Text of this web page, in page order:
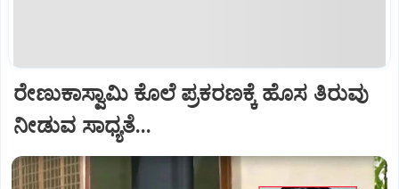
ರೇಣುಕಾಸ್ವಾಮಿ ಕೊಲೆ ಪ್ರಕರಣಕ್ಕೆ ಹೊಸ ತಿರುವು
ನೀಡುವ ಸಾಧ್ಯತೆ...